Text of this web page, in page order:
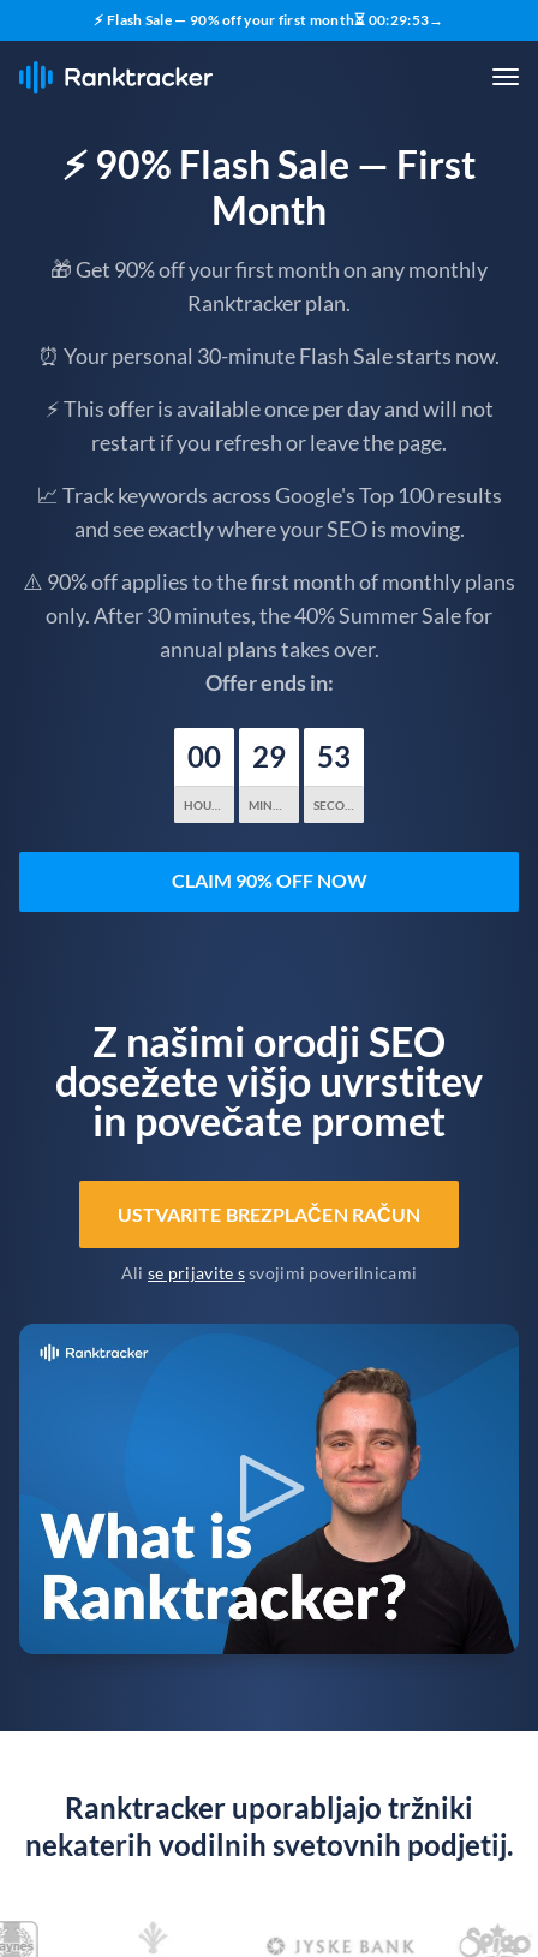
⚡ Flash Sale — 90% off your first month⏳ 00:29:51→
⚡ 90% Flash Sale — First
Month
🎁 Get 90% off your first month on any monthly
Ranktracker plan.
⏰ Your personal 30-minute Flash Sale starts now.
⚡ This offer is available once per day and will not
restart if you refresh or leave the page.
📈 Track keywords across Google's Top 100 results
and see exactly where your SEO is moving.
⚠️ 90% off applies to the first month of monthly plans
only. After 30 minutes, the 40% Summer Sale for
annual plans takes over.
Offer ends in:
00 29 51
CLAIM 90% OFF NOW
Z našimi orodji SEO
dosežete višjo uvrstitev
in povečate promet
USTVARITE BREZPLAČEN RAČUN
Alise prijavite ssvojimi poverilnicami
Ranktracker uporabljajo tržniki
nekaterih vodilnih svetovnih podjetij.